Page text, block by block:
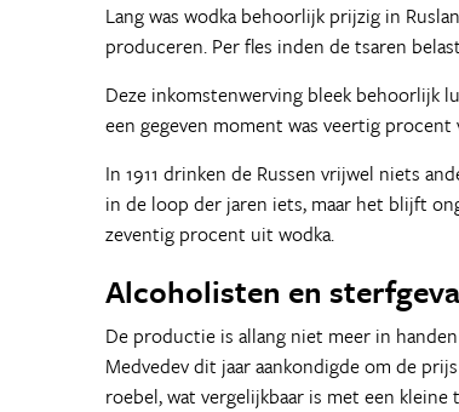
Lang was wodka behoorlijk prijzig in
produceren. Per fles inden de tsaren
Deze inkomstenwerving bleek behoorlijk
een gegeven moment was veertig
In 1911 drinken de Russen vrijwel niets
in de loop der jaren iets, maar het blijft
zeventig procent uit wodka.
Alcoholisten en
De productie is allang niet meer in
Medvedev dit jaar aankondigde om de
roebel, wat vergelijkbaar is met een kleine